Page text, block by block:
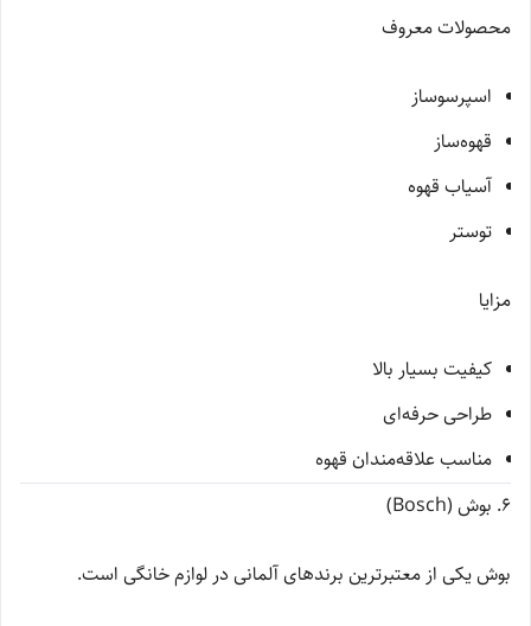
محصولات معروف
اسپرسوساز
قهوه‌ساز
آسیاب قهوه
توستر
مزایا
کیفیت بسیار بالا
طراحی حرفه‌ای
مناسب علاقه‌مندان قهوه
6. بوش (Bosch)
بوش یکی از معتبرترین برندهای آلمانی در لوازم خانگی است.